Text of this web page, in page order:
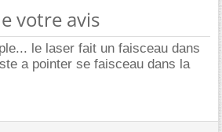
votre avis
le laser fait un faisceau dans
a pointer se faisceau dans la